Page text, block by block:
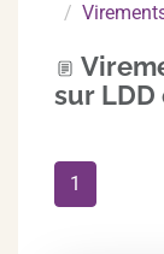
sur LDD
1